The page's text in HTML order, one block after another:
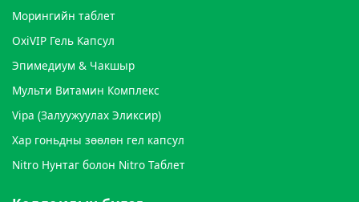
Морингийн таблет
OxiVIP Гель Капсул
Эпимедиум & Чакшыр
Мульти Витамин Комплекс
Vipa (Залуужуулах Эликсир)
Хар гоньдны зөөлөн гел капсул
Nitro Нунтаг болон Nitro Таблет